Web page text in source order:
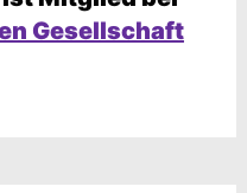
Gesellschaft